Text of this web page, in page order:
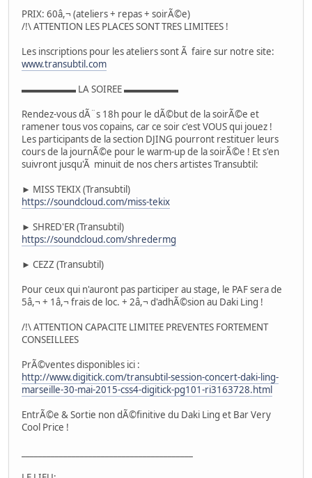
PRIX: 60â,¬ (ateliers + repas + soirÃ©e)
/!\ ATTENTION LES PLACES SONT TRES LIMITEES !
Les inscriptions pour les ateliers sont Ã faire sur notre site:
www.transubtil.com
▬▬▬▬▬▬ LA SOIREE ▬▬▬▬▬▬
Rendez-vous dÃ¨s 18h pour le dÃ©but de la soirÃ©e et
ramener tous vos copains, car ce soir c'est VOUS qui jouez !
Les participants de la section DJING pourront restituer leurs
cours de la journÃ©e pour le warm-up de la soirÃ©e ! Et s'en
suivront jusqu'Ã minuit de nos chers artistes Transubtil:
► MISS TEKIX (Transubtil)
https://soundcloud.com/miss-tekix
► SHRED'ER (Transubtil)
https://soundcloud.com/shredermg
► CEZZ (Transubtil)
Pour ceux qui n'auront pas participer au stage, le PAF sera de
5â,¬ + 1â,¬ frais de loc. + 2â,¬ d'adhÃ©sion au Daki Ling !
/!\ ATTENTION CAPACITE LIMITEE PREVENTES FORTEMENT
CONSEILLEES
PrÃ©ventes disponibles ici :
http://www.digitick.com/transubtil-session-concert-daki-ling-
marseille-30-mai-2015-css4-digitick-pg101-ri3163728.html
EntrÃ©e & Sortie non dÃ©finitive du Daki Ling et Bar Very
Cool Price !